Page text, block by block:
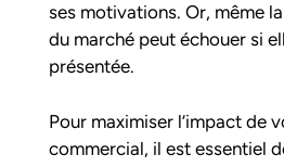
ses motivations. Or, même
du marché peut échouer si
présentée.
Pour maximiser l’impact de
commercial, il est essentiel